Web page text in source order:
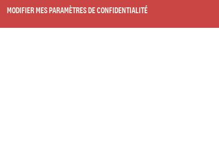
MODIFIER MES PARAMÈTRES DE CONFIDENTIALITÉ